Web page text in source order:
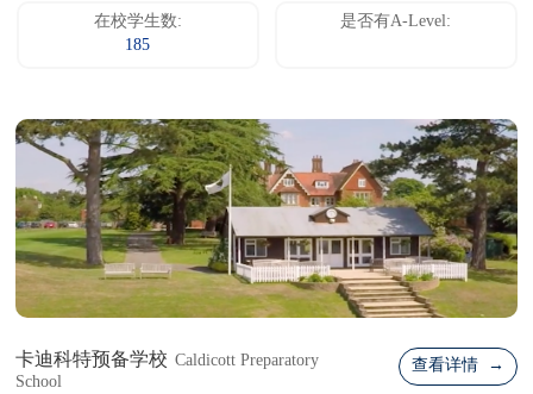
在校学生数:
185
是否有A-Level:
卡迪科特预备学校 Caldicott Preparatory
School
查看详情 →